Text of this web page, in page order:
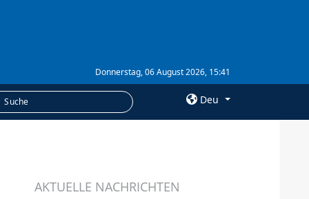
Donnerstag, 06 August 2026, 15:41
Deu
Abonnement
AKTUELLE NACHRICHTEN